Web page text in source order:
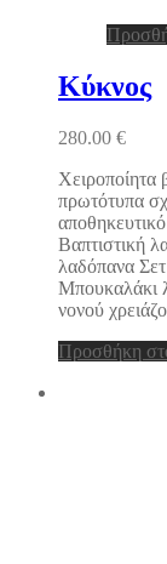
Κύκνος
280.00 €
Χειροποίητα
πρωτότυπα
Βαπτιστική
λαδόπανα
Μπουκαλάκι
νονού
Προσθήκη